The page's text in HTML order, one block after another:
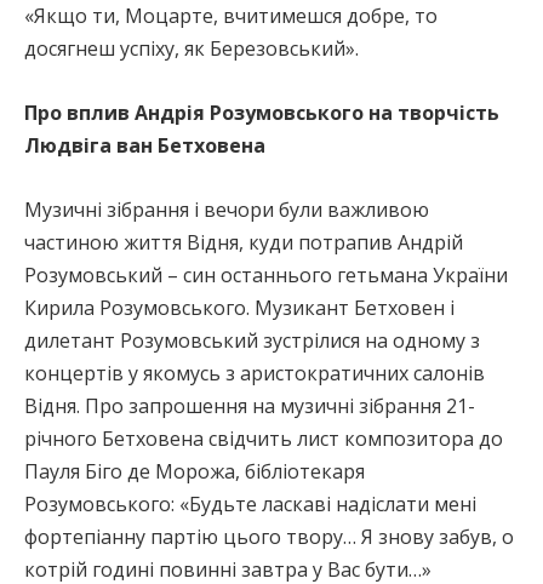
«Якщо ти, Моцарте, вчитимешся добре, то
досягнеш успіху, як Березовський».
Про вплив Андрія Розумовського на творчість
Людвіга ван Бетховена
Музичні зібрання і вечори були важливою
частиною життя Відня, куди потрапив Андрій
Розумовський – син останнього гетьмана України
Кирила Розумовського. Музикант Бетховен і
дилетант Розумовський зустрілися на одному з
концертів у якомусь з аристократичних салонів
Відня. Про запрошення на музичні зібрання 21-
річного Бетховена свідчить лист композитора до
Пауля Біго де Морожа, бібліотекаря
Розумовського: «Будьте ласкаві надіслати мені
фортепіанну партію цього твору… Я знову забув, о
котрій годині повинні завтра у Вас бути…»